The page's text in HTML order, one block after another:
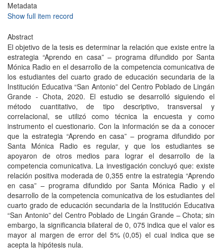
Metadata
Show full item record
Abstract
El objetivo de la tesis es determinar la relación que existe entre la
estrategia “Aprendo en casa” – programa difundido por Santa
Mónica Radio en el desarrollo de la competencia comunicativa de
los estudiantes del cuarto grado de educación secundaria de la
Institución Educativa “San Antonio” del Centro Poblado de Lingán
Grande - Chota, 2020. El estudio se desarrolló siguiendo el
método cuantitativo, de tipo descriptivo, transversal y
correlacional, se utilizó como técnica la encuesta y como
instrumento el cuestionario. Con la información se da a conocer
que la estrategia “Aprendo en casa” – programa difundido por
Santa Mónica Radio es regular, y que los estudiantes se
apoyaron de otros medios para lograr el desarrollo de la
competencia comunicativa. La investigación concluyó que: existe
relación positiva moderada de 0,355 entre la estrategia “Aprendo
en casa” – programa difundido por Santa Mónica Radio y el
desarrollo de la competencia comunicativa de los estudiantes del
cuarto grado de educación secundaria de la Institución Educativa
“San Antonio” del Centro Poblado de Lingán Grande – Chota; sin
embargo, la significancia bilateral de 0, 075 indica que el valor es
mayor al margen de error del 5% (0,05) el cual indica que se
acepta la hipótesis nula.